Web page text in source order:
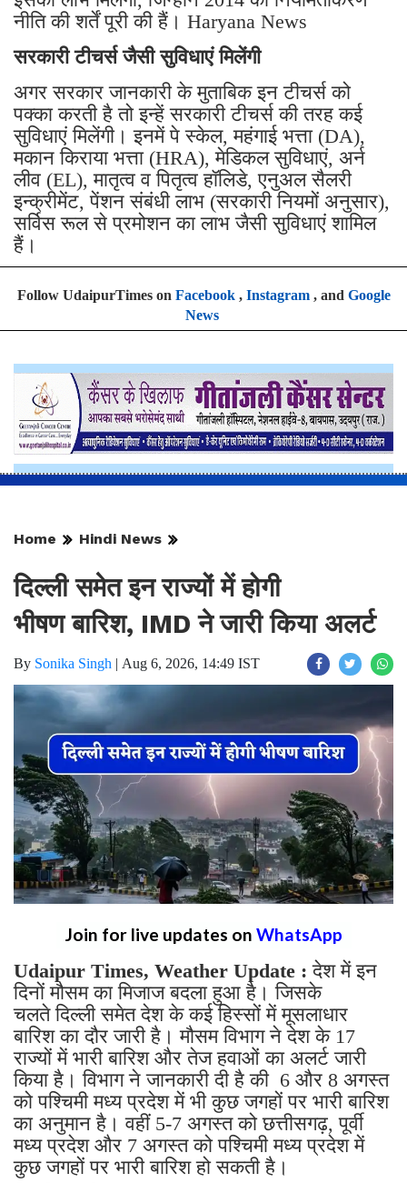
नीति की शर्तें पूरी की हैं। Haryana News
सरकारी टीचर्स जैसी सुविधाएं मिलेंगी
अगर सरकार जानकारी के मुताबिक इन टीचर्स को
पक्का करती है तो इन्हें सरकारी टीचर्स की तरह कई
सुविधाएं मिलेंगी। इनमें पे स्केल, महंगाई भत्ता (DA),
मकान किराया भत्ता (HRA), मेडिकल सुविधाएं, अर्न
लीव (EL), मातृत्व व पितृत्व हॉलिडे, एनुअल सैलरी
इन्क्रीमेंट, पेंशन संबंधी लाभ (सरकारी नियमों अनुसार),
सर्विस रूल से प्रमोशन का लाभ जैसी सुविधाएं शामिल
हैं।
Follow UdaipurTimes on Facebook, Instagram, and Google
News
Home Hindi News
दिल्ली समेत इन राज्यों में होगी
भीषण बारिश, IMD ने जारी किया अलर्ट
By Sonika Singh | Aug 6, 2026, 14:49 IST
Join for live updates on WhatsApp
Udaipur Times, Weather Update :देश में इन
दिनों मौसम का मिजाज बदला हुआ है। जिसके
चलते दिल्ली समेत देश के कई हिस्सों में मूसलाधार
बारिश का दौर जारी है। मौसम विभाग ने देश के 17
राज्यों में भारी बारिश और तेज हवाओं का अलर्ट जारी
किया है। विभाग ने जानकारी दी है की 6 और 8 अगस्त
को पश्चिमी मध्य प्रदेश में भी कुछ जगहों पर भारी बारिश
का अनुमान है। वहीं 5-7 अगस्त को छत्तीसगढ़, पूर्वी
मध्य प्रदेश और 7 अगस्त को पश्चिमी मध्य प्रदेश में
कुछ जगहों पर भारी बारिश हो सकती है।